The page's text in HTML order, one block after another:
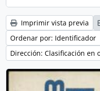
Imprimir vista previa
Ordenar por: Identificador
Dirección: Clasificación en